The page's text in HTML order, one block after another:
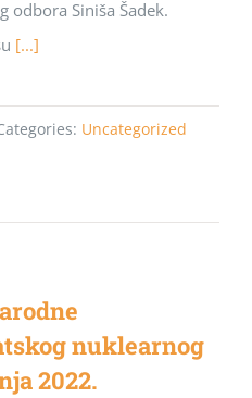
odbora Siniša Šadek.
[...]
Uncategorized
nuklearnog
2022.